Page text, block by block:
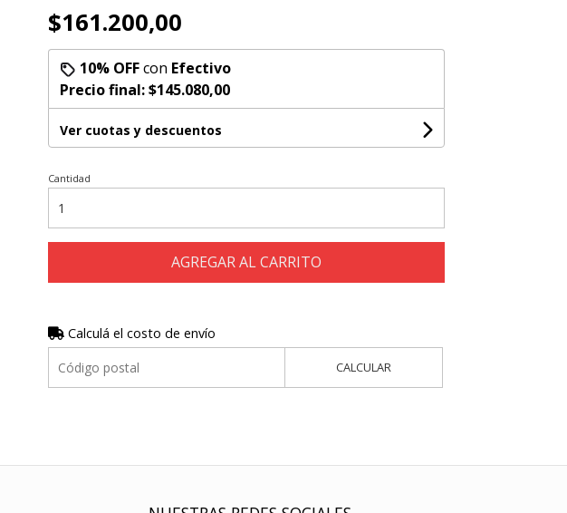
$161.200,00
10% OFFcon Efectivo
Precio final:$145.080,00
Ver cuotas y descuentos
Cantidad
AGREGAR AL CARRITO
Calculá el costo de envío
CALCULAR